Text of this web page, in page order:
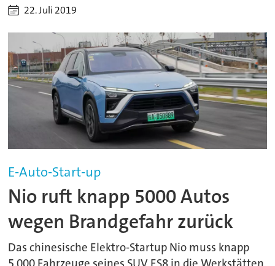
22. Juli 2019
E-Auto-Start-up
Nio ruft knapp 5000 Autos
wegen Brandgefahr zurück
Das chinesische Elektro-Startup Nio muss knapp